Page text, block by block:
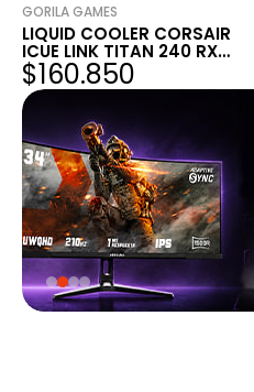
GORILA GAMES
LIQUID COOLER CORSAIR
ICUE LINK TITAN 240 RX
RGB NEGRO
$160.850